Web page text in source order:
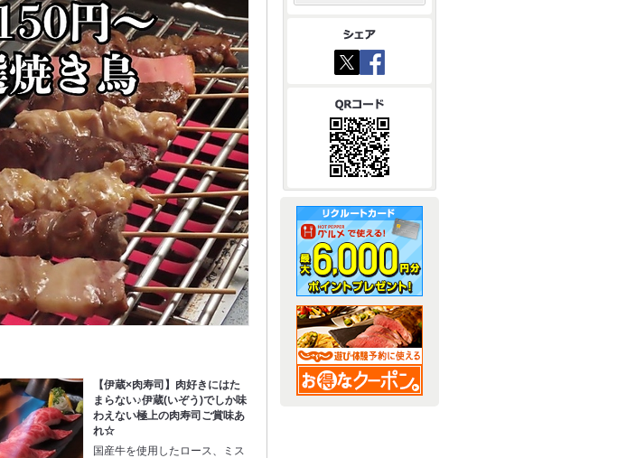
【伊蔵×肉寿司】肉好きにはた
まらない♪伊蔵(いぞう)でしか味
わえない極上の肉寿司ご賞味あ
れ☆
国産牛を使用したロース、ミス